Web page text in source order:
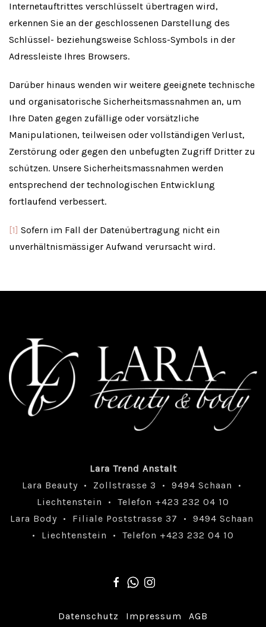
Internetauftrittes verschlüsselt übertragen wird,
erkennen Sie an der geschlossenen Darstellung des
Schlüssel- beziehungsweise Schloss-Symbols in der
Adressleiste Ihres Browsers.
Darüber hinaus wenden wir weitere geeignete technische
und organisatorische Sicherheitsmassnahmen an, um
Ihre Daten gegen zufällige oder vorsätzliche
Manipulationen, teilweisen oder vollständigen Verlust,
Zerstörung oder gegen den unbefugten Zugriff Dritter zu
schützen. Unsere Sicherheitsmassnahmen werden
entsprechend der technologischen Entwicklung
fortlaufend verbessert.
[1] Sofern im Fall der Datenübertragung nicht ein
unverhältnismässiger Aufwand verursacht wird.
Lara Trend Anstalt
Lara Beauty • Zollstrasse 3 • 9494 Schaan •
Liechtenstein • Telefon +423 232 04 10
Lara Body • Filiale Poststrasse 37 • 9494 Schaan
• Liechtenstein • Telefon +423 232 04 10
Datenschutz Impressum AGB